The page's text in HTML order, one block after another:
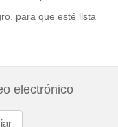
para que esté lista
electrónico